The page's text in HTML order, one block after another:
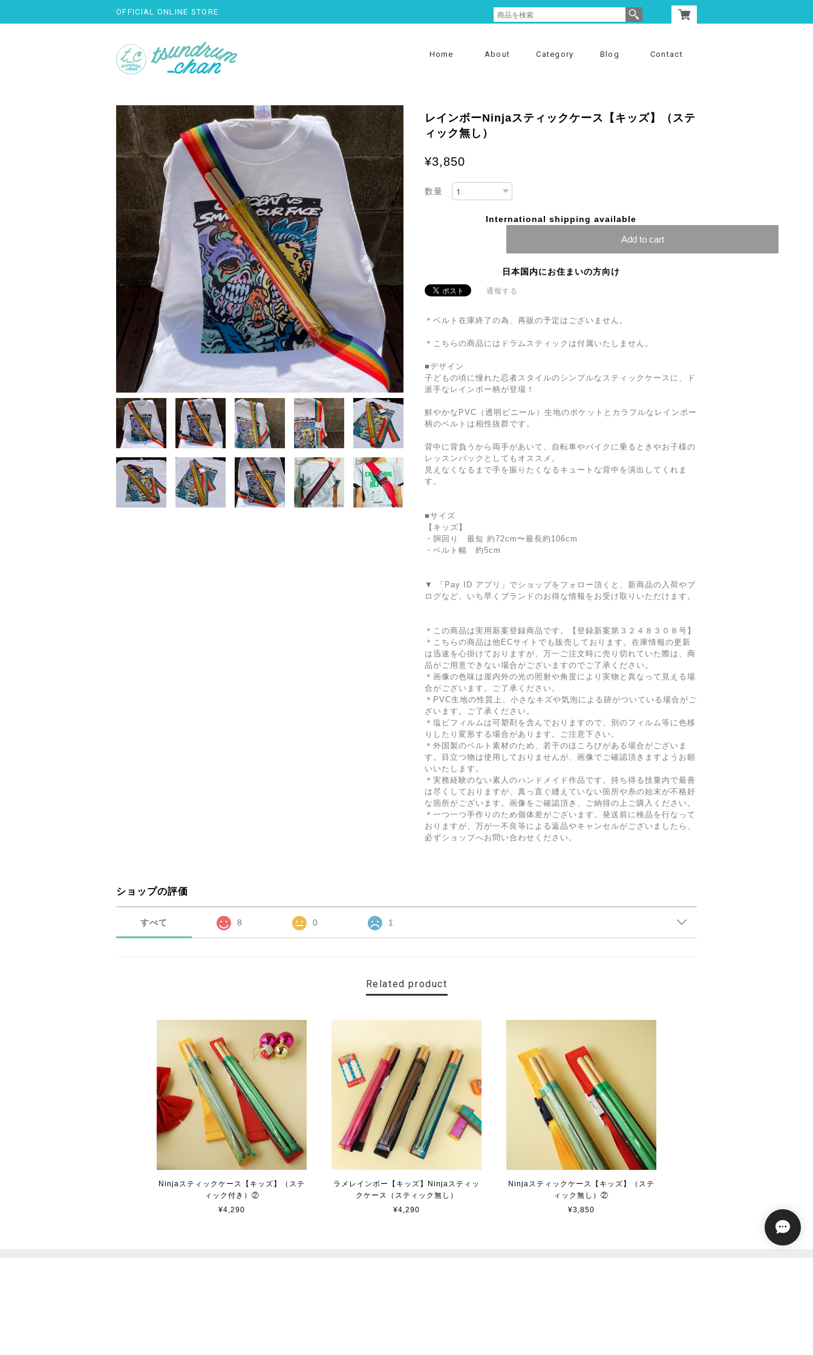
OFFICIAL ONLINE STORE
Home About Category Blog Contact
レインボーNinjaスティックケース【キッズ】（ステ
ィック無し）
¥3,850
数量
International shipping available
Add to cart
日本国内にお住まいの方向け
通報する
＊ベルト在庫終了の為、再販の予定はございません。
＊こちらの商品にはドラムスティックは付属いたしません。
■デザイン
子どもの頃に憧れた忍者スタイルのシンプルなスティックケースに、ド
派手なレインボー柄が登場！
鮮やかなPVC（透明ビニール）生地のポケットとカラフルなレインボー
柄のベルトは相性抜群です。
背中に背負うから両手があいて、自転車やバイクに乗るときやお子様の
レッスンバックとしてもオススメ。
見えなくなるまで手を振りたくなるキュートな背中を演出してくれま
す。
■サイズ
【キッズ】
・胴回り 最短 約72cm〜最長約106cm
・ベルト幅 約5cm
▼ 「Pay ID アプリ」でショップをフォロー頂くと、新商品の入荷やブ
ログなど、いち早くブランドのお得な情報をお受け取りいただけます。
＊この商品は実用新案登録商品です。【登録新案第３２４８３０８号】
＊こちらの商品は他ECサイトでも販売しております。在庫情報の更新
は迅速を心掛けておりますが、万一ご注文時に売り切れていた際は、商
品がご用意できない場合がございますのでご了承ください。
＊画像の色味は屋内外の光の照射や角度により実物と異なって見える場
合がございます。ご了承ください。
＊PVC生地の性質上、小さなキズや気泡による跡がついている場合がご
ざいます。ご了承ください。
＊塩ビフィルムは可塑剤を含んでおりますので、別のフィルム等に色移
りしたり変形する場合があります。ご注意下さい。
＊外国製のベルト素材のため、若干のほころびがある場合がございま
す。目立つ物は使用しておりませんが、画像でご確認頂きますようお願
いいたします。
＊実務経験のない素人のハンドメイド作品です。持ち得る技量内で最善
は尽くしておりますが、真っ直ぐ縫えていない箇所や糸の始末が不格好
な箇所がございます。画像をご確認頂き、ご納得の上ご購入ください。
＊一つ一つ手作りのため個体差がございます。発送前に検品を行なって
おりますが、万が一不良等による返品やキャンセルがございましたら、
必ずショップへお問い合わせください。
ショップの評価
すべて 8 0 1
Related product
Ninjaスティックケース【キッズ】（ステ
ィック付き）②
¥4,290
ラメレインボー【キッズ】Ninjaスティッ
クケース（スティック無し）
¥4,290
Ninjaスティックケース【キッズ】（ステ
ィック無し）②
¥3,850